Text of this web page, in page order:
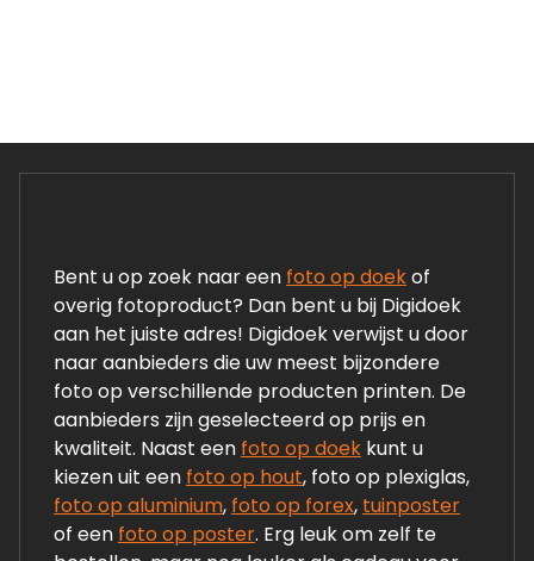
Bent u op zoek naar een foto op doekof
overig fotoproduct? Dan bent u bij Digidoek
aan het juiste adres! Digidoek verwijst u door
naar aanbieders die uw meest bijzondere
foto op verschillende producten printen. De
aanbieders zijn geselecteerd op prijs en
kwaliteit. Naast een foto op doek kunt u
kiezen uit een foto op hout, foto op plexiglas,
foto op aluminium, foto op forex, tuinposter
of een foto op poster. Erg leuk om zelf te